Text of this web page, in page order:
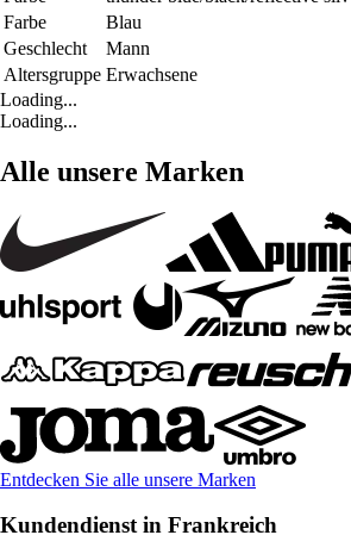
Farbe
Blau
Geschlecht
Mann
Altersgruppe Erwachsene
Loading...
Loading...
Alle unsere Marken
Entdecken Sie alle unsere Marken
Kundendienst in Frankreich